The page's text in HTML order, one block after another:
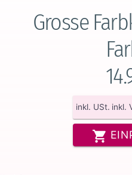
Grosse
inkl. USt. inkl.